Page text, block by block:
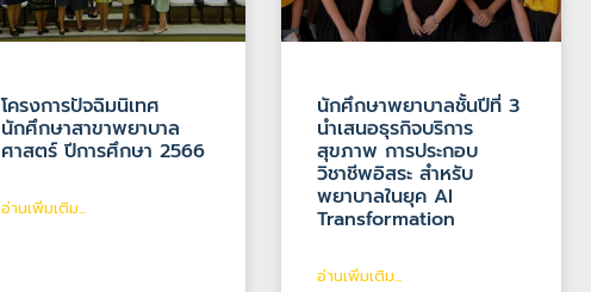
โครงการปัจฉิมนิเทศ
นักศึกษาสาขาพยาบาล
ศาสตร์ ปีการศึกษา 2566
อ่านเพิ่มเติม...
นักศึกษาพยาบาลชั้นปีที่ 3
นำเสนอธุรกิจบริการ
สุขภาพ การประกอบ
วิชาชีพอิสระ สำหรับ
พยาบาลในยุค AI
Transformation
อ่านเพิ่มเติม...